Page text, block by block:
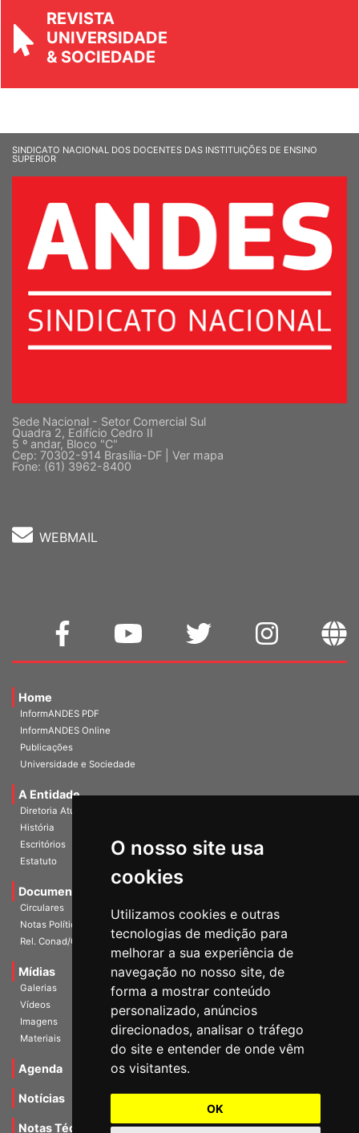
O nosso site usa
cookies
Utilizamos cookies e outras
tecnologias de medição para
melhorar a sua experiência de
navegação no nosso site, de
forma a mostrar conteúdo
personalizado, anúncios
direcionados, analisar o tráfego
do site e entender de onde vêm
os visitantes.
OK
REVISTA
UNIVERSIDADE
& SOCIEDADE
SINDICATO NACIONAL DOS DOCENTES DAS INSTITUIÇÕES DE ENSINO
SUPERIOR
Sede Nacional - Setor Comercial Sul
Quadra 2, Edifício Cedro II
5 º andar, Bloco "C"
Cep: 70302-914 Brasília-DF | Ver mapa
Fone: (61) 3962-8400
WEBMAIL
Home
InformANDES PDF
InformANDES Online
Publicações
Universidade e Sociedade
A Entidade
Diretoria Atual
História
Escritórios
Estatuto
Documentos
Circulares
Notas Políticas
Rel. Conad/Congresso
Mídias
Galerias
Vídeos
Imagens
Materiais
Agenda
Notícias
Notas Técnicas